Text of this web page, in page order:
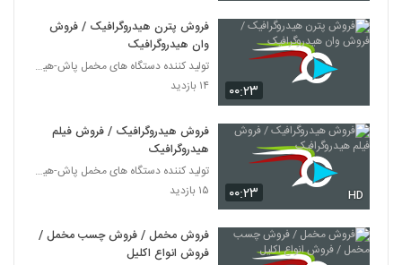
۰۰:۲۳
فروش پترن هیدروگرافیک / فروش
وان هیدروگرافیک
تولید کننده دستگاه های مخمل پاش-هیدروگرافیک-ابکاری
۱۴ بازدید
۰۰:۲۳ HD
فروش هیدروگرافیک / فروش فیلم
هیدروگرافیک
تولید کننده دستگاه های مخمل پاش-هیدروگرافیک-ابکاری
۱۵ بازدید
فروش مخمل / فروش چسب مخمل /
فروش انواع اکلیل